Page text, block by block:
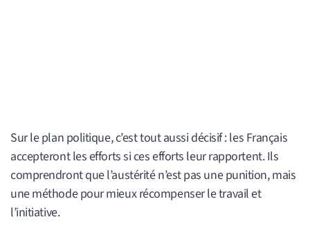
Sur le plan politique, c’est tout aussi décisif : les Français
accepteront les efforts si ces efforts leur rapportent. Ils
comprendront que l’austérité n’est pas une punition, mais
une méthode pour mieux récompenser le travail et
l’initiative.